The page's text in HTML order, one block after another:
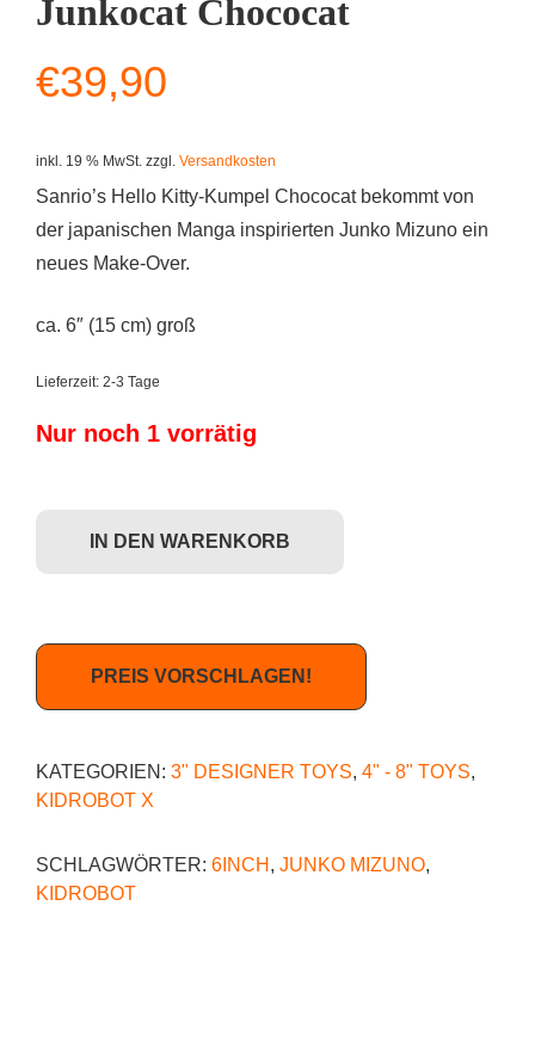
Junkocat Chococat
€39,90
inkl. 19 % MwSt. zzgl. Versandkosten
Sanrio’s Hello Kitty-Kumpel Chococat bekommt von
der japanischen Manga inspirierten Junko Mizuno ein
neues Make-Over.
ca. 6″ (15 cm) groß
Lieferzeit: 2-3 Tage
Nur noch 1 vorrätig
IN DEN WARENKORB
PREIS VORSCHLAGEN!
KATEGORIEN: 3" DESIGNER TOYS, 4" - 8" TOYS,
KIDROBOT X
SCHLAGWÖRTER: 6INCH , JUNKO MIZUNO,
KIDROBOT